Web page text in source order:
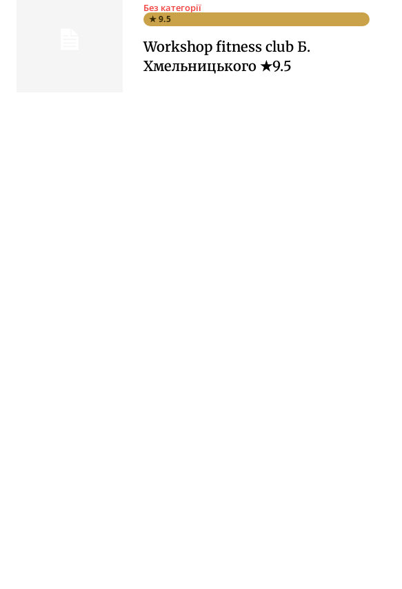
Без категорії
★ 9.5
Workshop fitness club Б.
Хмельницького ★9.5